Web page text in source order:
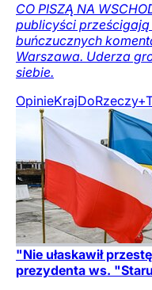
CO PISZĄ NA
publicyści
buńczucznych
Warszawa. Uderza
siebie.
OpinieKrajDoRzeczy+
"Nie ułaskawił
prezydenta ws.